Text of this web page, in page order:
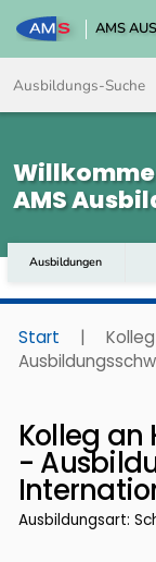
AMS
AMS
Ausbildungen
Start |
Kolleg
-
Ausbildungsart: